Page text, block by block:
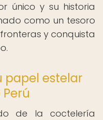
único y su historia
como un tesoro
y conquista
papel estelar
de la coctelería